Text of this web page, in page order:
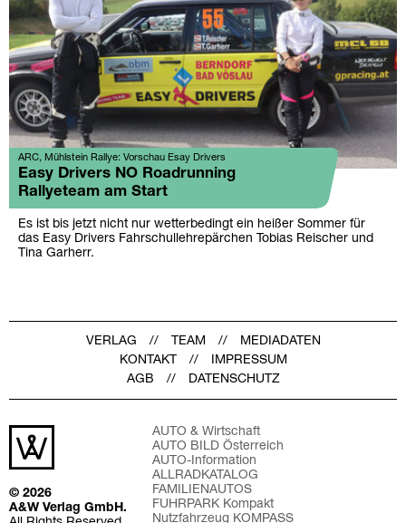
ARC, Mühlstein Rallye: Vorschau Esay Drivers
Easy Drivers NO Roadrunning
Rallyeteam am Start
Es ist bis jetzt nicht nur wetterbedingt ein heißer Sommer für
das Easy Drivers Fahrschullehrepärchen Tobias Reischer und
Tina Garherr.
VERLAG TEAM
MEDIADATEN
KONTAKT
IMPRESSUM
AGB
DATENSCHUTZ
© 2026
A&W Verlag GmbH.
AUTO & Wirtschaft
AUTO BILD Österreich
AUTO-Information
ALLRADKATALOG
FAMILIENAUTOS
FUHRPARK Kompakt
Nutzfahrzeug KOMPASS